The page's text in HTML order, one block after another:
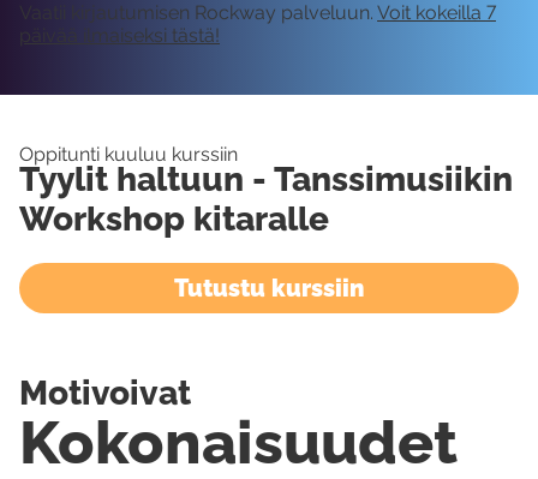
Vaatii kirjautumisen Rockway palveluun. Voit kokeilla 7
päivää ilmaiseksi tästä!
Oppitunti kuuluu kurssiin
Tyylit haltuun - Tanssimusiikin
Workshop kitaralle
Tutustu kurssiin
Kokonaisuudet
Motivoivat